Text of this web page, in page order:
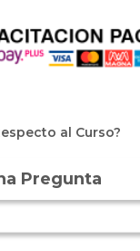
al Curso?
Pregunta